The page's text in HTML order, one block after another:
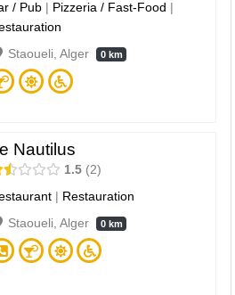
/ Pub | Pizzeria / Fast-Food |
Staoueli, Alger
0 km
Nautilus
1.5
2
| Restauration
Staoueli, Alger
0 km